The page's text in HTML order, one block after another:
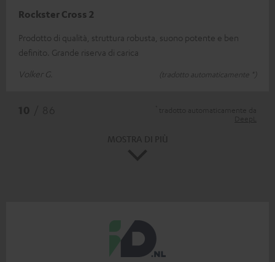
Rockster Cross 2
Prodotto di qualità, struttura robusta, suono potente e ben
definito. Grande riserva di carica
Volker G.
(tradotto automaticamente *)